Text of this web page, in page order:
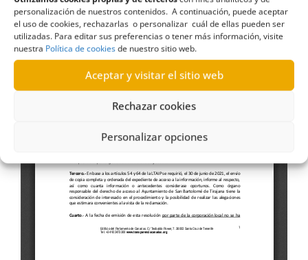
personalización de nuestros contenidos. A continuación, puede aceptar
el uso de cookies, rechazarlas o personalizar cuál de ellas pueden ser
utilizadas. Para editar sus preferencias o tener más información, visite
nuestra Política de cookiesde nuestro sitio web.
Aceptar y visitar el sitio web
Rechazar cookies
Personalizar opciones